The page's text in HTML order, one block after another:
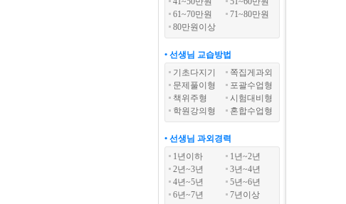
61~70만원
71~80만원
80만원이상
• 선생님 교습방법
기초다지기
쪽집게과외
문제풀이형
포괄수업형
책위주형
시험대비형
학원강의형
혼합수업형
• 선생님 과외경력
1년이하
1년~2년
2년~3년
3년~4년
4년~5년
5년~6년
6년~7년
7년이상